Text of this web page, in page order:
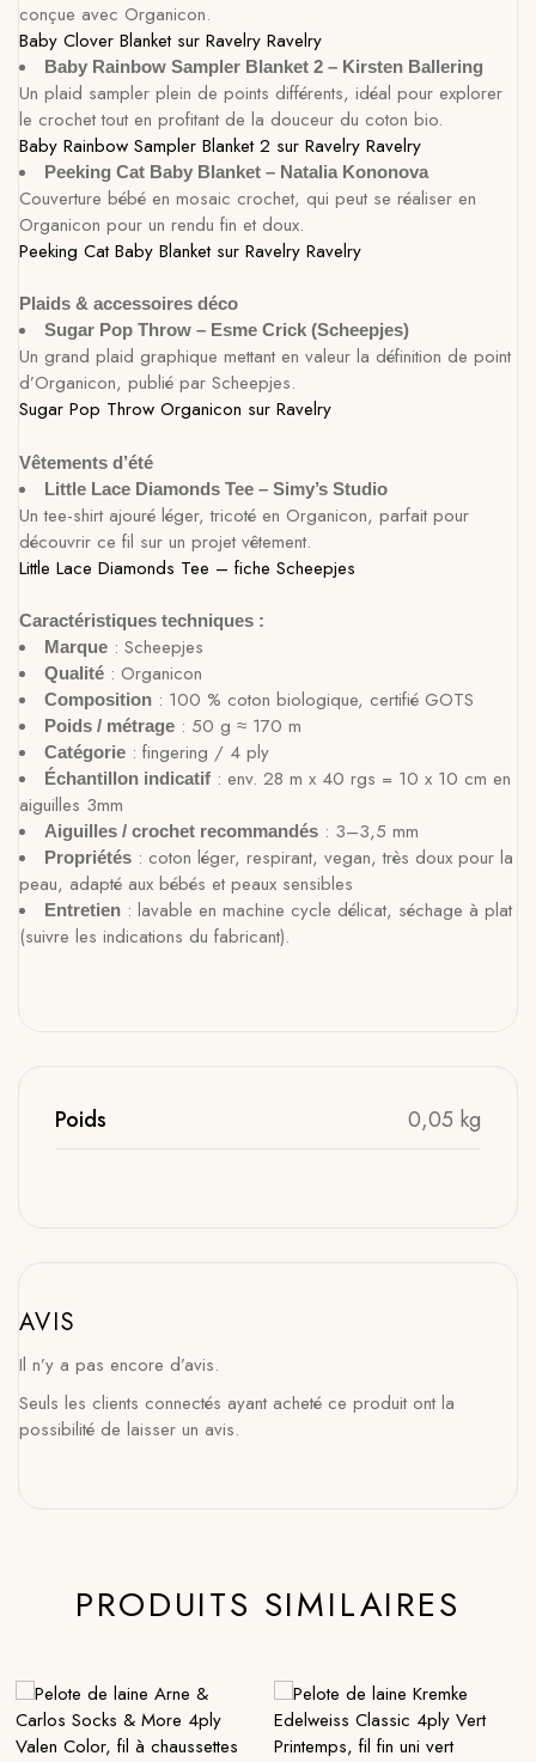
conçue avec Organicon.
Baby Clover Blanket sur Ravelry Ravelry
Baby Rainbow Sampler Blanket 2 – Kirsten Ballering
Un plaid sampler plein de points différents, idéal pour explorer
le crochet tout en profitant de la douceur du coton bio.
Baby Rainbow Sampler Blanket 2 sur Ravelry Ravelry
Peeking Cat Baby Blanket – Natalia Kononova
Couverture bébé en mosaic crochet, qui peut se réaliser en
Organicon pour un rendu fin et doux.
Peeking Cat Baby Blanket sur Ravelry Ravelry
Plaids & accessoires déco
Sugar Pop Throw – Esme Crick (Scheepjes)
Un grand plaid graphique mettant en valeur la définition de point
d’Organicon, publié par Scheepjes.
Sugar Pop Throw Organicon sur Ravelry
Vêtements d’été
Little Lace Diamonds Tee – Simy’s Studio
Un tee-shirt ajouré léger, tricoté en Organicon, parfait pour
découvrir ce fil sur un projet vêtement.
Little Lace Diamonds Tee – fiche Scheepjes
Caractéristiques techniques :
Marque : Scheepjes
Qualité : Organicon
Composition : 100 % coton biologique, certifié GOTS
Poids / métrage : 50 g ≈ 170 m
Catégorie : fingering / 4 ply
Échantillon indicatif : env. 28 m x 40 rgs = 10 x 10 cm en
aiguilles 3mm
Aiguilles / crochet recommandés : 3–3,5 mm
Propriétés : coton léger, respirant, vegan, très doux pour la
peau, adapté aux bébés et peaux sensibles
Entretien : lavable en machine cycle délicat, séchage à plat
(suivre les indications du fabricant).
Poids 0,05 kg
AVIS
Il n’y a pas encore d’avis.
Seuls les clients connectés ayant acheté ce produit ont la
possibilité de laisser un avis.
PRODUITS SIMILAIRES